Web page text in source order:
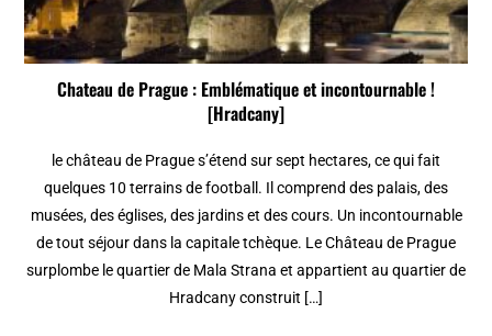
Chateau de Prague : Emblématique et incontournable !
[Hradcany]
le château de Prague s’étend sur sept hectares, ce qui fait
quelques 10 terrains de football. Il comprend des palais, des
musées, des églises, des jardins et des cours. Un incontournable
de tout séjour dans la capitale tchèque. Le Château de Prague
surplombe le quartier de Mala Strana et appartient au quartier de
Hradcany construit […]